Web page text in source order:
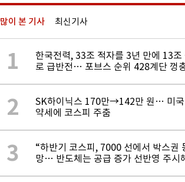
많이 본 기사 최신기사
1
한국전력, 33조 적자를 3년 만에 13조
로 급반전… 포브스 순위 428계단 껑
2
SK하이닉스 170만→142만 원… 미국
약세에 코스피 주춤
3
“하반기 코스피, 7000 선에서 박스권
망… 반도체는 공급 증가 선반영 주시